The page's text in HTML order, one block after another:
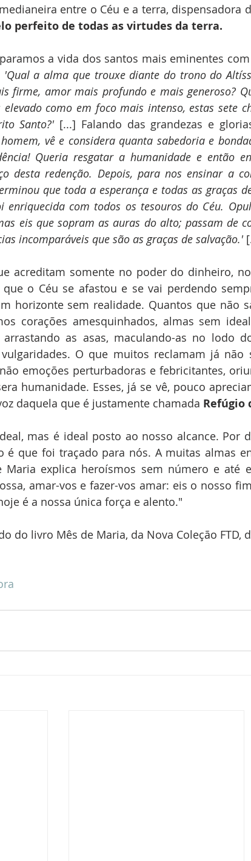
perfeito de todas as virtudes da terra.
a vida dos santos mais eminentes
'Qual a alma que trouxe diante do trono do
firme, amor mais profundo e mais generoso?
como em foco mais intenso, estas sete
Santo?' [...] Falando das grandezas e
vê e considera quanta sabedoria e
Queria resgatar a humanidade e então
desta redenção. Depois, para nos ensinar a
que toda a esperança e todas as graças
enriquecida com todos os tesouros do Céu.
eis que sopram as auras do alto; passam de
incomparáveis que são as graças de salvação.'
acreditam somente no poder do dinheiro,
o Céu se afastou e se vai perdendo
horizonte sem realidade. Quantos que não
corações amesquinhados, almas sem
arrastando as asas, maculando-as no lodo
O que muitos reclamam já não
emoções perturbadoras e febricitantes,
humanidade. Esses, já se vê, pouco
daquela que é justamente chamada Refúgio
mas é ideal posto ao nosso alcance. Por
é que foi traçado para nós. A muitas almas
Maria explica heroísmos sem número e até
amar-vos e fazer-vos amar: eis o nosso
é a nossa única força e alento."
do livro Mês de Maria, da Nova Coleção FTD,